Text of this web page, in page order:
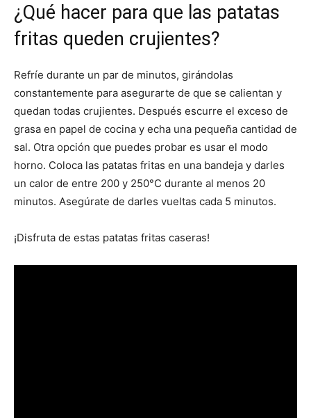
¿Qué hacer para que las patatas
fritas queden crujientes?
Refríe durante un par de minutos, girándolas
constantemente para asegurarte de que se calientan y
quedan todas crujientes. Después escurre el exceso de
grasa en papel de cocina y echa una pequeña cantidad de
sal. Otra opción que puedes probar es usar el modo
horno. Coloca las patatas fritas en una bandeja y darles
un calor de entre 200 y 250°C durante al menos 20
minutos. Asegúrate de darles vueltas cada 5 minutos.
¡Disfruta de estas patatas fritas caseras!